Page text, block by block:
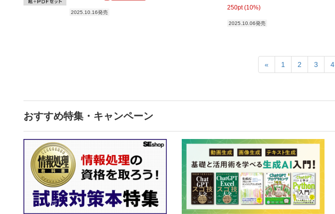
2025.10.16発売
250pt (10%)
2025.10.06発売
« 1 2 3 4
おすすめ特集・キャンペーン